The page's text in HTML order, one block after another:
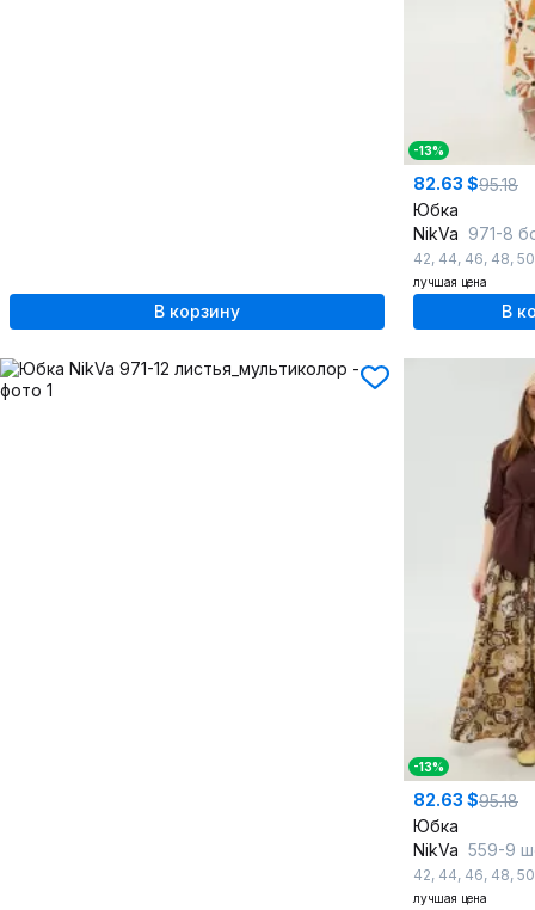
В корзину
-13%
82.63 $95.18
Юбка
NikVa 971-8
42, 44, 46, 48, 50
лучшая цена
В
-13%
82.63 $95.18
Юбка
NikVa 559-9
42, 44, 46, 48, 50
лучшая цена